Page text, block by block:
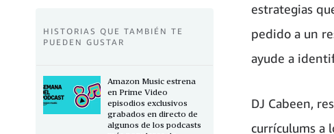
estrategias
pedido a un
ayude a
DJ Cabeen,
currículums a
HISTORIAS QUE TAMBIÉN TE
PUEDEN GUSTAR
Amazon Music estrena
en Prime Video
episodios exclusivos
grabados en directo de
algunos de los podcasts